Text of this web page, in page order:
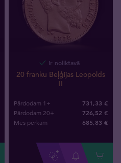
Ir noliktavā
20 franku Beļģijas Leopolds
II
Pārdodam 1+ 731,33 €
Pārdodam 20+ 726,52 €
Mēs pērkam 685,83 €